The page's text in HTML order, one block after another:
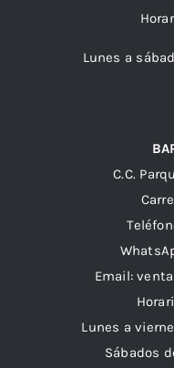
Lunes a
C.C.
Email:
Lunes a
Sábados